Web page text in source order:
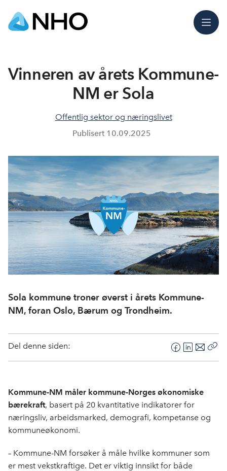
Meny
Vinneren av årets Kommune-
NM er Sola
Offentlig sektor og næringslivet
Publisert 10.09.2025
Sola kommune troner øverst i årets Kommune-
NM, foran Oslo, Bærum og Trondheim.
Del denne siden:
F
a
e
b
o
L
i
k
e
E
-
o
s
Kommune-NM måler kommune-Norges økonomiske
bærekraft, basert på 20 kvantitative indikatorer for
næringsliv, arbeidsmarked, demografi, kompetanse og
kommuneøkonomi.
– Kommune-NM forsøker å måle hvilke kommuner som
er mest vekstkraftige. Det er viktig innsikt for både